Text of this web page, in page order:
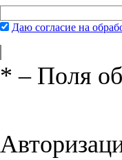
Даю согласие на
* – Поля